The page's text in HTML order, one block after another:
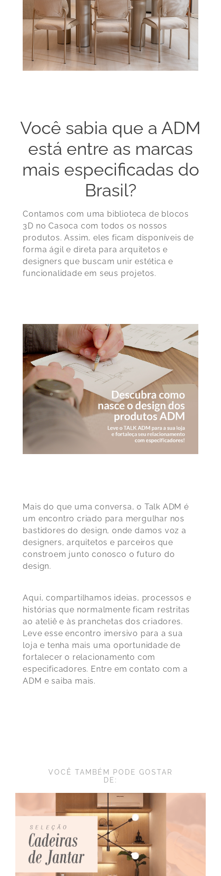
Você sabia que a ADM
está entre as marcas
mais especificadas do
Brasil?
Contamos com uma biblioteca de blocos
3D no Casoca com todos os nossos
produtos. Assim, eles ficam disponíveis de
forma ágil e direta para arquitetos e
designers que buscam unir estética e
funcionalidade em seus projetos.
Mais do que uma conversa, o Talk ADM é
um encontro criado para mergulhar nos
bastidores do design, onde damos voz a
designers, arquitetos e parceiros que
constroem junto conosco o futuro do
design.
Aqui, compartilhamos ideias, processos e
histórias que normalmente ficam restritas
ao ateliê e às pranchetas dos criadores.
Leve esse encontro imersivo para a sua
loja e tenha mais uma oportunidade de
fortalecer o relacionamento com
especificadores. Entre em contato com a
ADM e saiba mais.
VOCÊ TAMBÉM PODE GOSTAR
DE: